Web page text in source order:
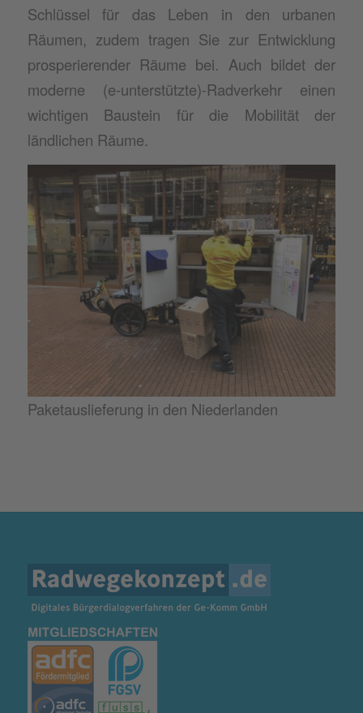
Schlüssel für das Leben in den urbanen
Räumen, zudem tragen Sie zur Entwicklung
prosperierender Räume bei. Auch bildet der
moderne (e-unterstützte)-Radverkehr einen
wichtigen Baustein für die Mobilität der
ländlichen Räume.
Paketauslieferung in den Niederlanden